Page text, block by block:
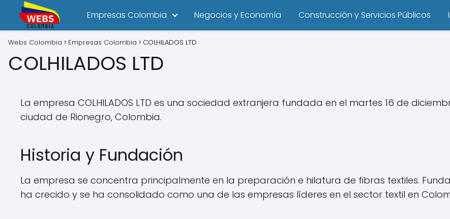
Empresas Colombia Negocios y Economía Construcción y Servicios Públicos
Webs Colombia Empresas Colombia COLHILADOS LTD
COLHILADOS LTD
La empresa COLHILADOS LTD es una sociedad extranjera fundada en el martes 16 de
ciudad de Rionegro, Colombia.
Historia y Fundación
La empresa se concentra principalmente en la preparación e hilatura de fibras textiles.
ha crecido y se ha consolidado como una de las empresas líderes en el sector textil en